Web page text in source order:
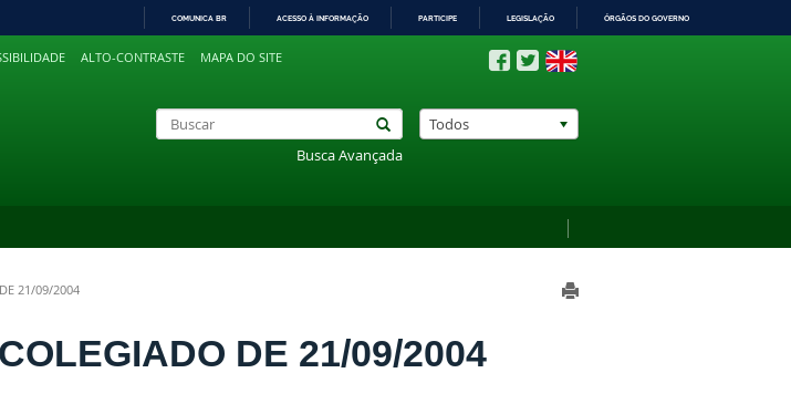
PARA
COMUNICA BR ACESSO À INFORMAÇÃO PARTICIPE LEGISLAÇÃO ÓRGÃOS DO GOVERNO
ALTO-CONTRASTE MAPA DO SITE
Busca Avançada
Todos
21/09/2004
DE 21/09/2004